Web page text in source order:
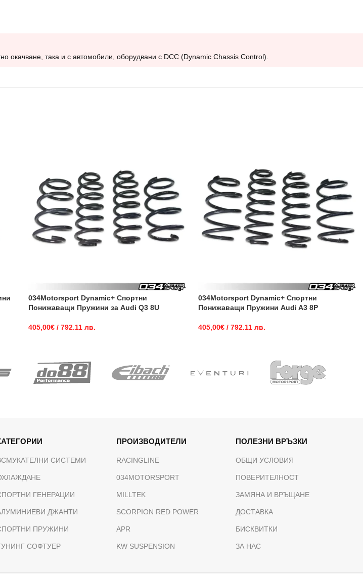
окачване, така и с автомобили, оборудвани с DCC (Dynamic Chassis Control).
034Motorsport Dynamic+ Спортни
Понижаващи Пружини за Audi Q3 8U
405,00€ / 792.11 лв.
034Motorsport Dynamic+ Спортни
Понижаващи Пружини Audi A3 8P
405,00€ / 792.11 лв.
СИСТЕМИ
ГЕНЕРАЦИИ
ДЖАНТИ
ПРУЖИНИ
СОФТУЕР
ПРОИЗВОДИТЕЛИ
RACINGLINE
034MOTORSPORT
MILLTEK
SCORPION RED POWER
APR
KW SUSPENSION
ПОЛЕЗНИ ВРЪЗКИ
ОБЩИ УСЛОВИЯ
ПОВЕРИТЕЛНОСТ
ЗАМЯНА И ВРЪЩАНЕ
ДОСТАВКА
БИСКВИТКИ
ЗА НАС